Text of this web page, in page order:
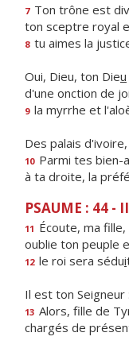
7 Ton trône est
ton sceptre royal
8 tu aimes la
Oui, Dieu, ton Dieu
d'une onction de
9 la myrrhe et
Des palais
10 Parmi tes
à ta droite, la
PSAUME : 44 - II
11 Écoute, ma
oublie ton peuple
12 le roi sera sédui
Il est ton
13 Alors, fille de
chargés de